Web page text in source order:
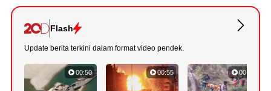
Flash
Update berita terkini dalam format video pendek.
00:50 00:55 00:57